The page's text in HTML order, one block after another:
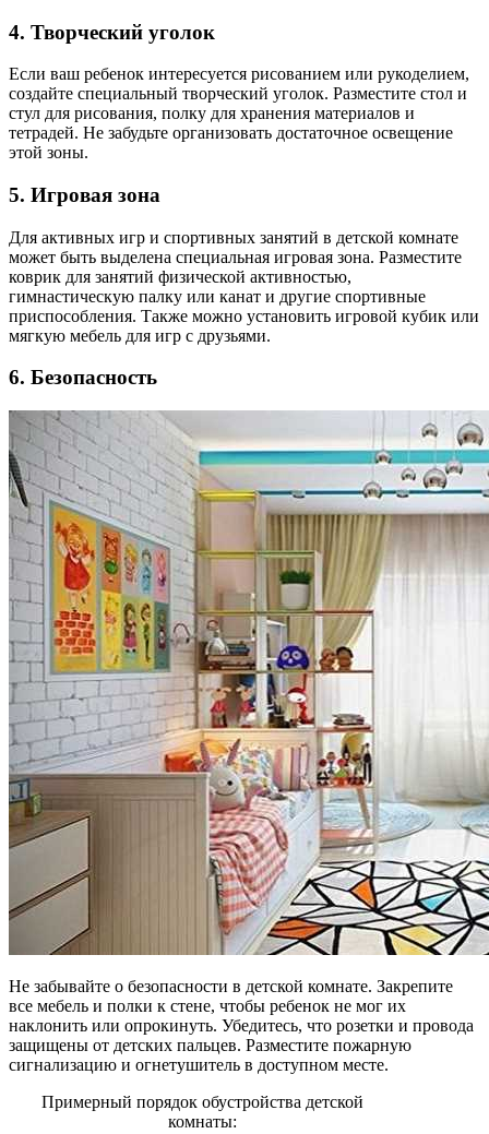
4. Творческий уголок
Если ваш ребенок интересуется рисованием или рукоделием,
создайте специальный творческий уголок. Разместите стол и
стул для рисования, полку для хранения материалов и
тетрадей. Не забудьте организовать достаточное освещение
этой зоны.
5. Игровая зона
Для активных игр и спортивных занятий в детской комнате
может быть выделена специальная игровая зона. Разместите
коврик для занятий физической активностью,
гимнастическую палку или канат и другие спортивные
приспособления. Также можно установить игровой кубик или
мягкую мебель для игр с друзьями.
6. Безопасность
Не забывайте о безопасности в детской комнате. Закрепите
все мебель и полки к стене, чтобы ребенок не мог их
наклонить или опрокинуть. Убедитесь, что розетки и провода
защищены от детских пальцев. Разместите пожарную
сигнализацию и огнетушитель в доступном месте.
Примерный порядок обустройства детской
комнаты: